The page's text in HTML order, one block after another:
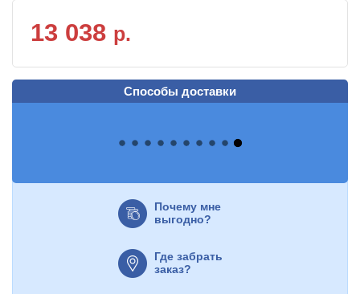
13 038 р.
Способы доставки
Почему мне
выгодно?
Где забрать
заказ?